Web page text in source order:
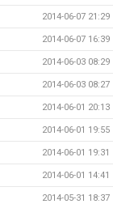
2014-06-07 21:29
2014-06-07 16:39
2014-06-03 08:29
2014-06-03 08:27
2014-06-01 20:13
2014-06-01 19:55
2014-06-01 19:31
2014-06-01 14:41
2014-05-31 18:37